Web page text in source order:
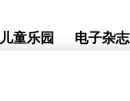
儿童乐园 电子杂志